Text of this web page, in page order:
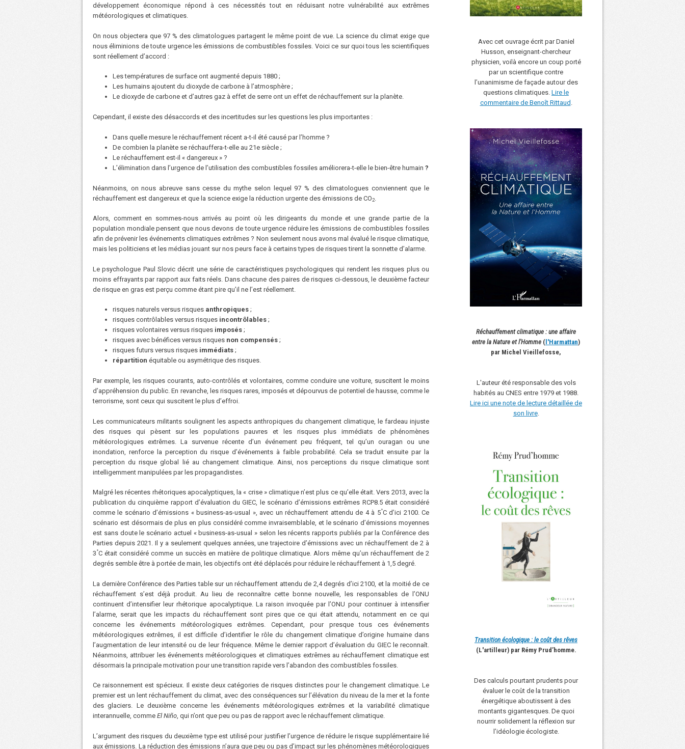
développement économique répond à ces nécessités tout en réduisant notre vulnérabilité aux extrêmes
météorologiques et climatiques.
On nous objectera que 97 % des climatologues partagent le même point de vue. La science du climat exige que
nous éliminions de toute urgence les émissions de combustibles fossiles. Voici ce sur quoi tous les scientifiques
sont réellement d’accord :
Les températures de surface ont augmenté depuis 1880 ;
Les humains ajoutent du dioxyde de carbone à l’atmosphère ;
Le dioxyde de carbone et d’autres gaz à effet de serre ont un effet de réchauffement sur la planète.
Cependant, il existe des désaccords et des incertitudes sur les questions les plus importantes :
Dans quelle mesure le réchauffement récent a-t-il été causé par l’homme ?
De combien la planète se réchauffera-t-elle au 21e siècle ;
Le réchauffement est-il « dangereux » ?
L’élimination dans l’urgence de l’utilisation des combustibles fossiles améliorera-t-elle le bien-être humain ?
Néanmoins, on nous abreuve sans cesse du mythe selon lequel 97 % des climatologues conviennent que le
réchauffement est dangereux et que la science exige la réduction urgente des émissions de CO2
Alors, comment en sommes-nous arrivés au point où les dirigeants du monde et une grande partie de la
population mondiale pensent que nous devons de toute urgence réduire les émissions de combustibles fossiles
afin de prévenir les événements climatiques extrêmes ? Non seulement nous avons mal évalué le risque climatique,
mais les politiciens et les médias jouant sur nos peurs face à certains types de risques tirent la sonnette d’alarme.
Le psychologue Paul Slovic décrit une série de caractéristiques psychologiques qui rendent les risques plus ou
moins effrayants par rapport aux faits réels. Dans chacune des paires de risques ci-dessous, le deuxième facteur
de risque en gras est perçu comme étant pire qu’il ne l’est réellement.
risques naturels versus risques anthropiques ;
risques contrôlables versus risques incontrôlables ;
risques volontaires versus risques imposés ;
risques avec bénéfices versus risques non compensés ;
risques futurs versus risques immédiats ;
répartition équitable ou asymétrique des risques.
Par exemple, les risques courants, auto-contrôlés et volontaires, comme conduire une voiture, suscitent le moins
d’appréhension du public. En revanche, les risques rares, imposés et dépourvus de potentiel de hausse, comme le
terrorisme, sont ceux qui suscitent le plus d’effroi.
Les communicateurs militants soulignent les aspects anthropiques du changement climatique, le fardeau injuste
des risques qui pèsent sur les populations pauvres et les risques plus immédiats de phénomènes
météorologiques extrêmes. La survenue récente d’un événement peu fréquent, tel qu’un ouragan ou une
inondation, renforce la perception du risque d’événements à faible probabilité. Cela se traduit ensuite par la
perception du risque global lié au changement climatique. Ainsi, nos perceptions du risque climatique sont
intelligemment manipulées par les propagandistes.
Malgré les récentes rhétoriques apocalyptiques, la « crise » climatique n’est plus ce qu’elle était. Vers 2013, avec la
publication du cinquième rapport d’évaluation du GIEC, le scénario d’émissions extrêmes RCP8.5 était considéré
comme le scénario d’émissions « business-as-usual », avec un réchauffement attendu de 4 à 5°C d’ici 2100. Ce
scénario est désormais de plus en plus considéré comme invraisemblable, et le scénario d’émissions moyennes
est sans doute le scénario actuel « business-as-usual » selon les récents rapports publiés par la Conférence des
Parties depuis 2021. Il y a seulement quelques années, une trajectoire d’émissions avec un réchauffement de 2 à
3°C était considéré comme un succès en matière de politique climatique. Alors même qu’un réchauffement de 2
degrés semble être à portée de main, les objectifs ont été déplacés pour réduire le réchauffement à 1,5 degré.
La dernière Conférence des Parties table sur un réchauffement attendu de 2,4 degrés d’ici 2100, et la moitié de ce
réchauffement s’est déjà produit. Au lieu de reconnaître cette bonne nouvelle, les responsables de l’ONU
continuent d’intensifier leur rhétorique apocalyptique. La raison invoquée par l’ONU pour continuer à intensifier
l’alarme, serait que les impacts du réchauffement sont pires que ce qui était attendu, notamment en ce qui
concerne les événements météorologiques extrêmes. Cependant, pour presque tous ces événements
météorologiques extrêmes, il est difficile d’identifier le rôle du changement climatique d’origine humaine dans
l’augmentation de leur intensité ou de leur fréquence. Même le dernier rapport d’évaluation du GIEC le reconnaît.
Néanmoins, attribuer les événements météorologiques et climatiques extrêmes au réchauffement climatique est
désormais la principale motivation pour une transition rapide vers l’abandon des combustibles fossiles.
Ce raisonnement est spécieux. Il existe deux catégories de risques distinctes pour le changement climatique. Le
premier est un lent réchauffement du climat, avec des conséquences sur l’élévation du niveau de la mer et la fonte
des glaciers. Le deuxième concerne les événements météorologiques extrêmes et la variabilité climatique
interannuelle, comme El Niño, qui n’ont que peu ou pas de rapport avec le réchauffement climatique.
L’argument des risques du deuxième type est utilisé pour justifier l’urgence de réduire le risque supplémentaire lié
aux émissions. La réduction des émissions n’aura que peu ou pas d’impact sur les phénomènes météorologiques
Avec cet ouvrage écrit par Daniel
Husson, enseignant-chercheur
physicien, voilà encore un coup porté
par un scientifique contre
l’unanimisme de façade autour des
questions climatiques. Lire le
commentaire de Benoît Rittaud
Réchauffement climatique : une affaire
entre la Nature et l'Homme (l'Harmattan)
par Michel Vieillefosse,
L'auteur été responsable des vols
habités au CNES entre 1979 et 1988.
Lire ici une note de lecture détaillée de
son livre.
Transition écologique : le coût des rêves
(L'artilleur) par Rémy Prud’homme.
Des calculs pourtant prudents pour
évaluer le coût de la transition
énergétique aboutissent à des
montants gigantesques. De quoi
nourrir solidement la réflexion sur
l’idéologie écologiste.